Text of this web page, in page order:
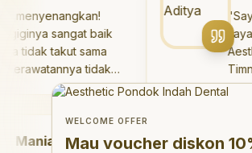
menyenangkan!
giginya sangat baik
saya tidak takut sama
Perawatannya tidak
dan saya bisa bermain
suka pergi ke dokter
sekarang!
"
"
Welcome Offer
Mau voucher diskon <strong>10%</
WELCOME OFFER
Mau voucher diskon